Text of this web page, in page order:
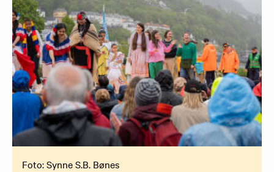
Foto: Synne S.B. Bønes